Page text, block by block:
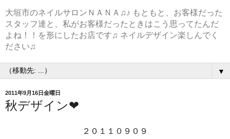
大垣市のネイルサロンＮＡＮＡ♫♪ もともと、お客様だった
スタッフ達と、私がお客様だったときはこう思ってたんだ
よね！！を形にしたお店です♫ ネイルデザイン楽しんでく
ださい♫
▼
2011年9月16日金曜日
秋デザイン❤
２０１１０９０９